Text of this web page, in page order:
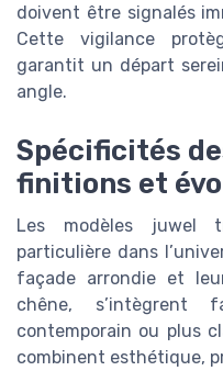
doivent être signalés
Cette vigilance
garantit un départ
angle.
Spécificités
finitions et
Les modèles juwel
particulière dans
façade arrondie et
chêne, s’intègrent
contemporain ou plus
combinent esthétique,